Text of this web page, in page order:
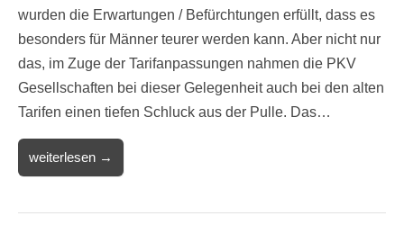
wurden die Erwartungen / Befürchtungen erfüllt, dass es
besonders für Männer teurer werden kann. Aber nicht nur
das, im Zuge der Tarifanpassungen nahmen die PKV
Gesellschaften bei dieser Gelegenheit auch bei den alten
Tarifen einen tiefen Schluck aus der Pulle. Das…
weiterlesen →